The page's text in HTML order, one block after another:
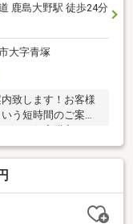
鹿島大野駅 徒歩24分
大字青塚
致します！お客様
う短時間のご案内
ての住宅購入で、
様に、経験豊富な
！小さなお子様連
はお気軽にお問い